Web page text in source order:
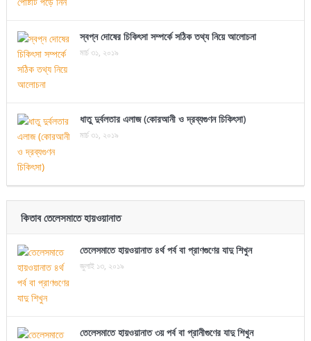
স্বপ্ন দোষের চিকিৎসা সম্পর্কে সঠিক তথ্য নিয়ে আলোচনা
মার্চ ৩১, ২০১৯
ধাতু দুর্বলতার এলাজ (কোরআনী ও দ্রব্যগুণন চিকিৎসা)
মার্চ ৩১, ২০১৯
কিতাব তেলেসমাতে হায়ওয়ানাত
তেলেসমাতে হায়ওয়ানাত ৪র্থ পর্ব বা প্রাণগুণের যাদু শিখুন
জুলাই ১৩, ২০১৯
তেলেসমাতে হায়ওয়ানাত ৩য় পর্ব বা প্রানীগুণের যাদু শিখুন